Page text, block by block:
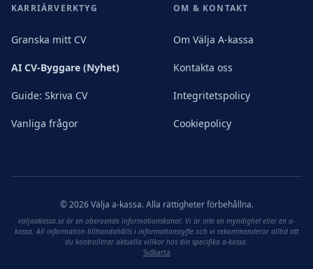
KARRIÄRVERKTYG
Granska mitt CV
AI CV-Byggare (Nyhet)
Guide: Skriva CV
Vanliga frågor
OM & KONTAKT
Om Välja A-kassa
Kontakta oss
Integritetspolicy
Cookiepolicy
©2026Välja a-kassa. Alla rättigheter förbehållna.
valjaakassa.se är en oberoende informationskanal. Vi är inte en myndighet eller en a-
kassa. All information tillhandahålls i informationssyfte och vi rekommenderar alltid att
du kontrollerar aktuella villkor hos din specifika a-kassa.
Sidkarta